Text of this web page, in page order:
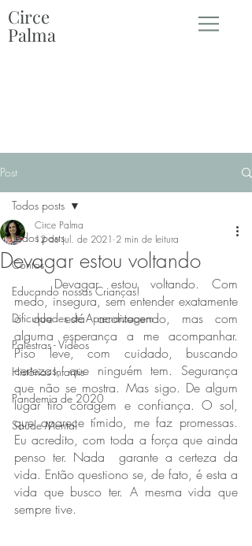
Circe
Palma
Post
Todos posts
Contos
Educando nossas Crianças!
Dificuldades de Aprendizagem
Palestras - Vídeos
Histórias Infantis
Pandemia de 2020
Saúde Mental
Todos posts
Devagar estou voltando
Circe Palma
12 de jul. de 2021 2 min de leitura
	Devagar estou voltando. Com
medo, insegura, sem entender exatamente
o que está acontecendo, mas com
alguma esperança a me acompanhar.
Piso leve, com cuidado, buscando
certezas, que ninguém tem. Segurança
que não se mostra. Mas sigo. De algum
lugar tiro coragem e confiança. O sol,
que aparece tímido, me faz promessas.
Eu acredito, com toda a força que ainda
penso ter. Nada  garante a certeza da
vida. Então questiono se, de fato, é esta a
vida que busco ter. A mesma vida que
sempre tive.